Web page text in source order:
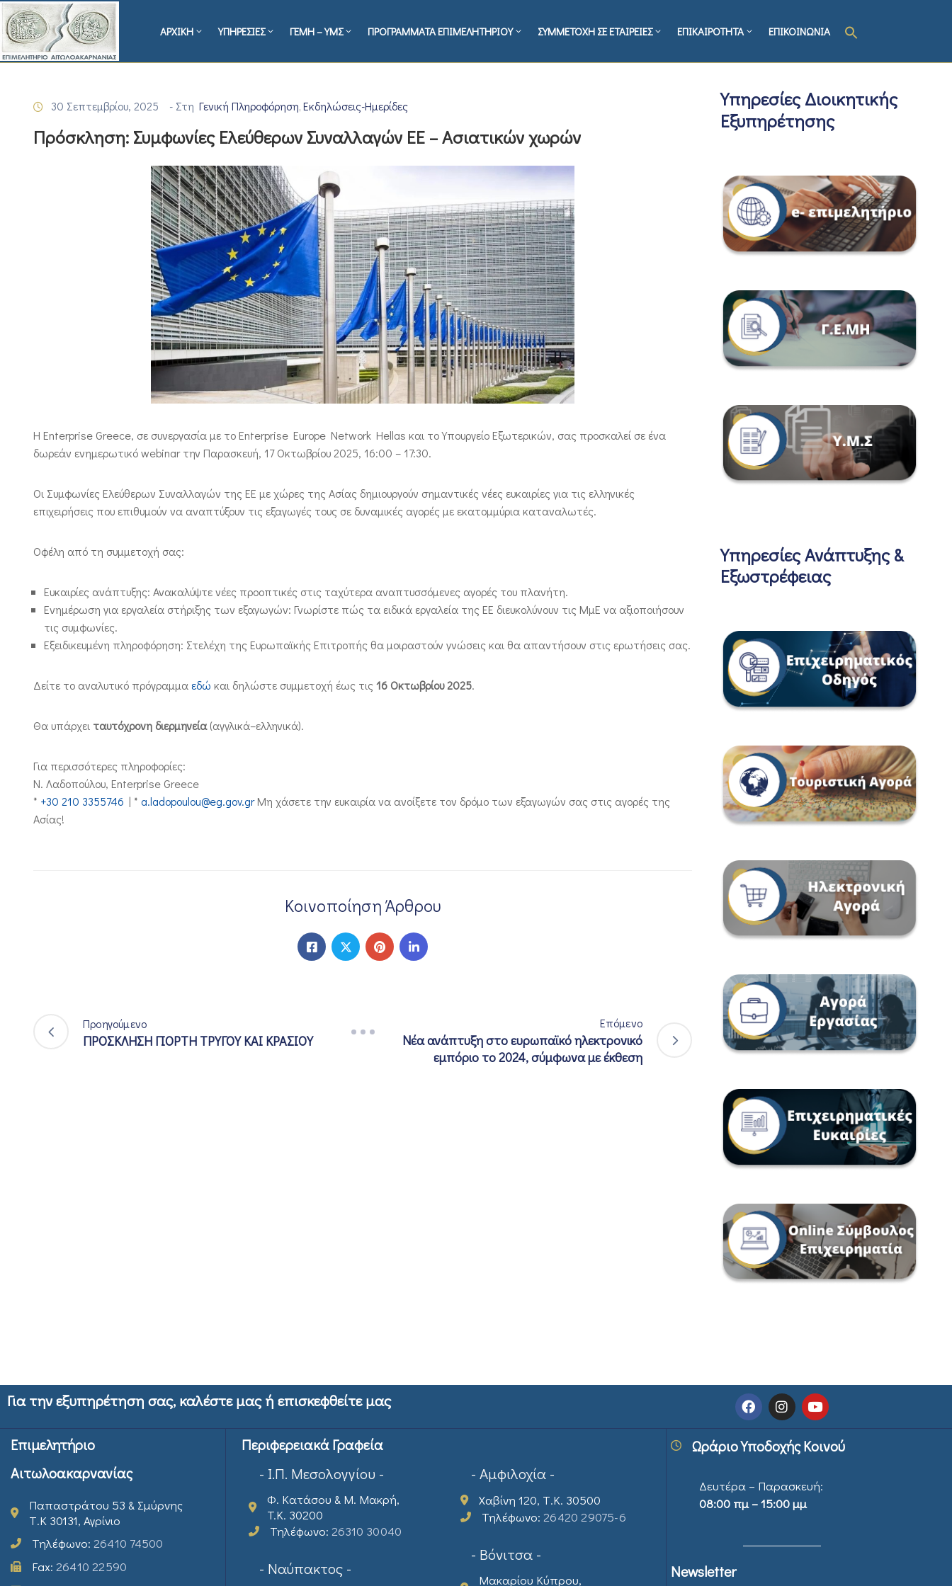
ΑΡΧΙΚΗ ΥΠΗΡΕΣΙΕΣ ΓΕΜΗ – ΥΜΣ ΠΡΟΓΡΑΜΜΑΤΑ ΕΠΙΜΕΛΗΤΗΡΙΟΥ ΣΥΜΜΕΤΟΧΗ ΣΕ ΕΤΑΙΡΕΙΕΣ ΕΠΙΚΑΙΡΟΤΗΤΑ ΕΠΙΚΟΙΝΩΝΙΑ
30 Σεπτεμβρίου, 2025 - Στη Γενική Πληροφόρηση‚ Εκδηλώσεις-Ημερίδες
Πρόσκληση: Συμφωνίες Ελεύθερων Συναλλαγών ΕΕ – Ασιατικών χωρών
Η Enterprise Greece, σε συνεργασία με το Enterprise Europe Network Hellas και το Υπουργείο Εξωτερικών, σας προσκαλεί σε ένα
δωρεάν ενημερωτικό webinar την Παρασκευή, 17 Οκτωβρίου 2025, 16:00 – 17:30.
Οι Συμφωνίες Ελεύθερων Συναλλαγών της ΕΕ με χώρες της Ασίας δημιουργούν σημαντικές νέες ευκαιρίες για τις ελληνικές
επιχειρήσεις που επιθυμούν να αναπτύξουν τις εξαγωγές τους σε δυναμικές αγορές με εκατομμύρια καταναλωτές.
Οφέλη από τη συμμετοχή σας:
Ευκαιρίες ανάπτυξης: Ανακαλύψτε νέες προοπτικές στις ταχύτερα αναπτυσσόμενες αγορές του πλανήτη.
Ενημέρωση για εργαλεία στήριξης των εξαγωγών: Γνωρίστε πώς τα ειδικά εργαλεία της ΕΕ διευκολύνουν τις ΜμΕ να αξιοποιήσουν
τις συμφωνίες.
Εξειδικευμένη πληροφόρηση: Στελέχη της Ευρωπαϊκής Επιτροπής θα μοιραστούν γνώσεις και θα απαντήσουν στις ερωτήσεις σας.
Δείτε το αναλυτικό πρόγραμμαεδώ και δηλώστε συμμετοχή έως τις16 Οκτωβρίου 2025.
Θα υπάρχει ταυτόχρονη διερμηνεία(αγγλικά–ελληνικά).
Για περισσότερες πληροφορίες:
Ν. Λαδοπούλου, Enterprise Greece
* +30 210 3355746 | * a.ladopoulou@eg.gov.grΜη χάσετε την ευκαιρία να ανοίξετε τον δρόμο των εξαγωγών σας στις αγορές της
Ασίας!
Κοινοποίηση Άρθρου
Προηγούμενο
ΠΡΟΣΚΛΗΣΗ ΓΙΟΡΤΗ ΤΡΥΓΟΥ ΚΑΙ ΚΡΑΣΙΟΥ
Επόμενο
Νέα ανάπτυξη στο ευρωπαϊκό ηλεκτρονικό
εμπόριο το 2024, σύμφωνα με έκθεση
Υπηρεσίες Διοικητικής
Εξυπηρέτησης
Υπηρεσίες Ανάπτυξης &
Εξωστρέφειας
Για την εξυπηρέτηση σας, καλέστε μας ή επισκεφθείτε μας
Επιμελητήριο
Αιτωλοακαρνανίας
Παπαστράτου 53 & Σμύρνης
Τ.Κ 30131, Αγρίνιο
Τηλέφωνο: 26410 74500
Fax: 26410 22590
Περιφερειακά Γραφεία
- Ι.Π. Μεσολογγίου -
Φ. Κατάσου & Μ. Μακρή,
T.K. 30200
Τηλέφωνο: 26310 30040
- Ναύπακτος -
- Αμφιλοχία -
Χαβίνη 120, Τ.Κ. 30500
Τηλέφωνο:26420 29075-6
- Βόνιτσα -
Μακαρίου Κύπρου,
Ωράριο Υποδοχής Κοινού
Δευτέρα – Παρασκευή:
08:00 πμ – 15:00 μμ
Newsletter